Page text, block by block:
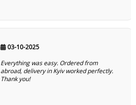
03-10-2025
Everything was easy. Ordered from
abroad, delivery in Kyiv worked perfectly.
Thank you!